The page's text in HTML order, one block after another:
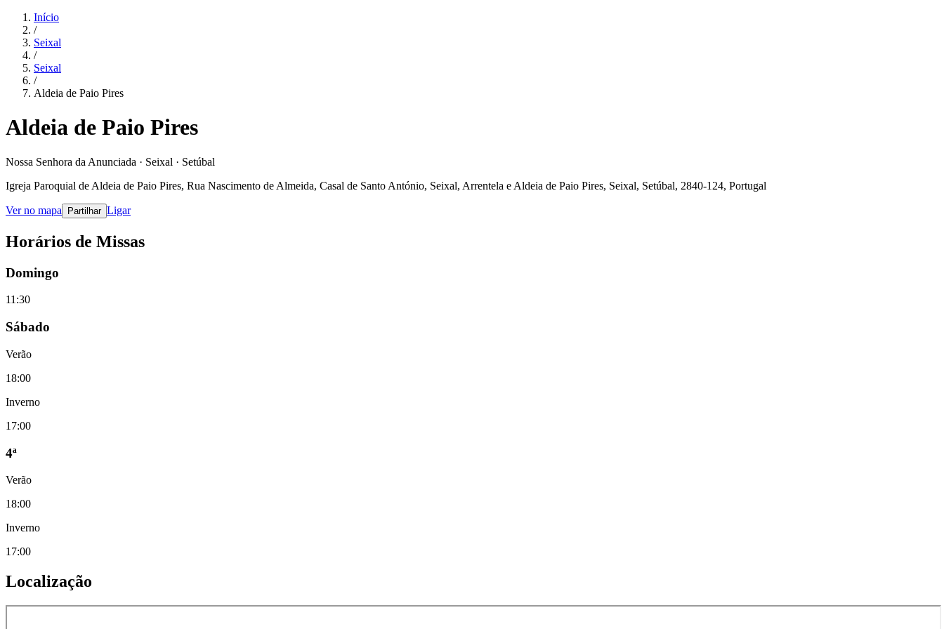
Início
/
Seixal
/
Seixal
/
Aldeia de Paio Pires
Aldeia de Paio Pires
Nossa Senhora da Anunciada · Seixal · Setúbal
Igreja Paroquial de Aldeia de Paio Pires, Rua Nascimento de Almeida, Casal de Santo António, Seixal, Arrentela e Aldeia de Paio Pires, Seixal, Setúbal, 2840-124, Portugal
Ver no mapa Partilhar Ligar
Horários de Missas
Domingo
11:30
Sábado
Verão
18:00
Inverno
17:00
4ª
Verão
18:00
Inverno
17:00
Localização